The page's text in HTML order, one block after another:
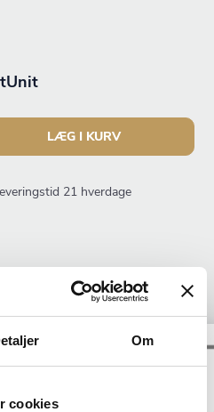
Om
cookies
LÆG I KURV
21 hverdage